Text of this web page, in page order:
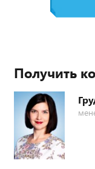
Получить